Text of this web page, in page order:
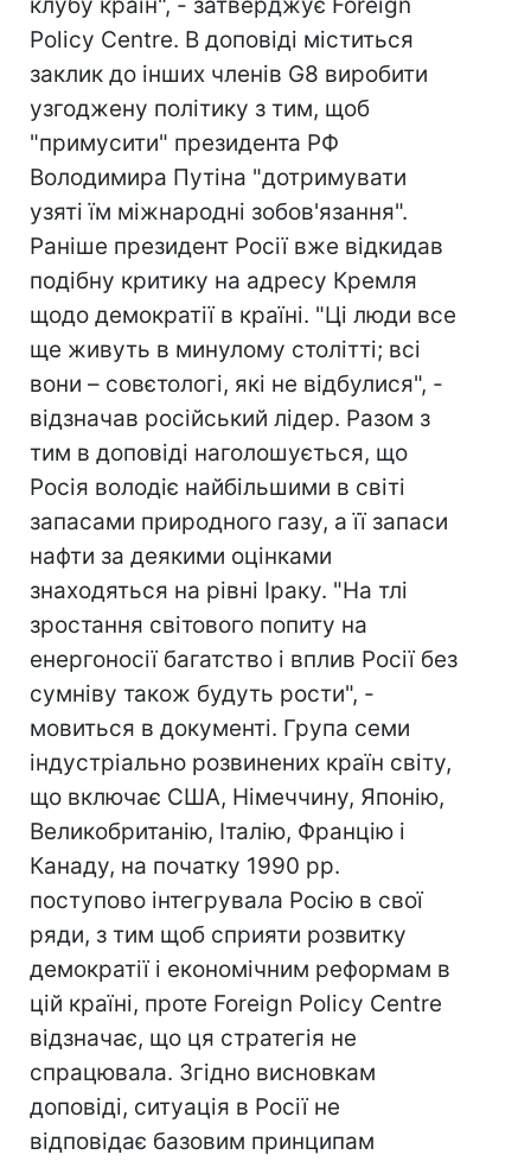
Policy Centre. В доповіді міститься
заклик до інших членів G8 виробити
узгоджену політику з тим, щоб
"примусити" президента РФ
Володимира Путіна "дотримувати
узяті їм міжнародні зобов'язання".
Раніше президент Росії вже відкидав
подібну критику на адресу Кремля
щодо демократії в країні. "Ці люди все
ще живуть в минулому столітті; всі
вони – совєтологі, які не відбулися", -
відзначав російський лідер. Разом з
тим в доповіді наголошується, що
Росія володіє найбільшими в світі
запасами природного газу, а її запаси
нафти за деякими оцінками
знаходяться на рівні Іраку. "На тлі
зростання світового попиту на
енергоносії багатство і вплив Росії без
сумніву також будуть рости", -
мовиться в документі. Група семи
індустріально розвинених країн світу,
що включає США, Німеччину, Японію,
Великобританію, Італію, Францію і
Канаду, на початку 1990 рр.
поступово інтегрувала Росію в свої
ряди, з тим щоб сприяти розвитку
демократії і економічним реформам в
цій країні, проте Foreign Policy Centre
відзначає, що ця стратегія не
спрацювала. Згідно висновкам
доповіді, ситуація в Росії не
відповідає базовим принципам